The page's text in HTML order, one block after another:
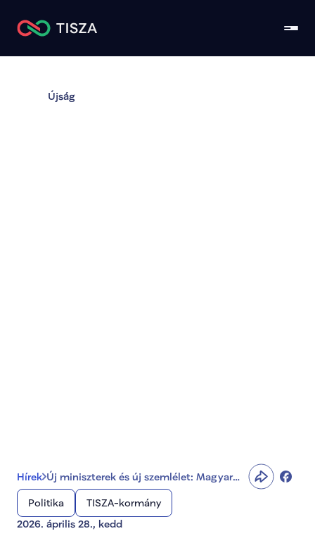
Újság
Hírek Új miniszterek és új szemlélet: Magyar
Péter bejelentette a kultúráért,
technológiáért és társadalompolitikáért
felelős vezetőket
Politika
TISZA-kormány
2026. április 28., kedd